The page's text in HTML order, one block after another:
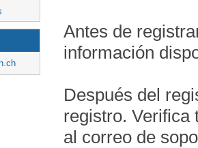
Antes de
información
Después del
registro. Verifica
al correo de